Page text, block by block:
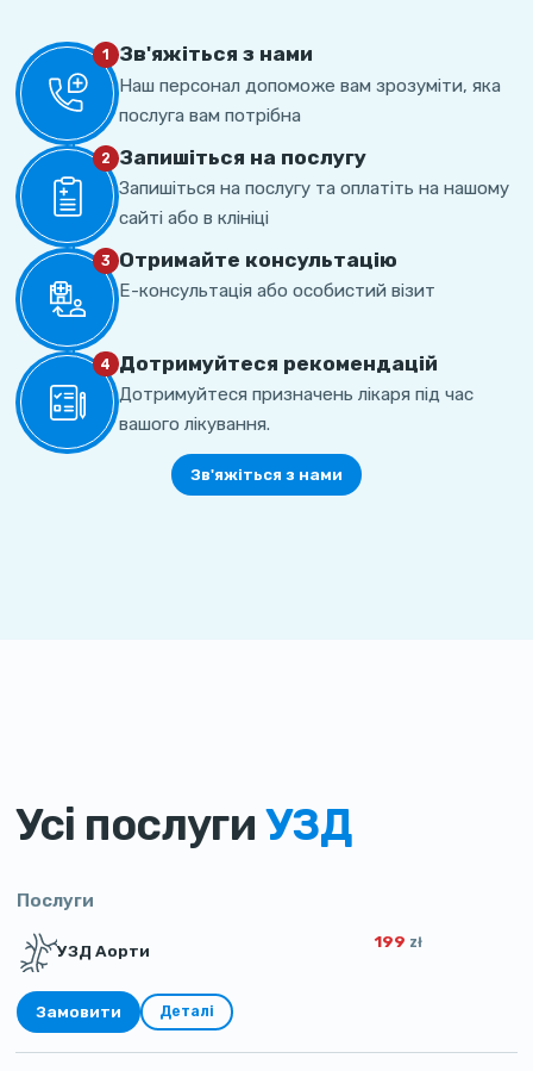
1 Зв'яжіться з нами
Наш персонал допоможе вам зрозуміти, яка
послуга вам потрібна
2 Запишіться на послугу
Запишіться на послугу та оплатіть на нашому
сайті або в клініці
3 Отримайте консультацію
Е-консультація або особистий візит
4 Дотримуйтеся рекомендацій
Дотримуйтеся призначень лікаря під час
вашого лікування.
Зв'яжіться з нами
Усі послуги УЗД
Послуги
УЗД Аорти 199 zł
Замовити Деталі